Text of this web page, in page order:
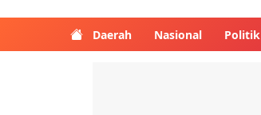
Daerah Nasional Politik